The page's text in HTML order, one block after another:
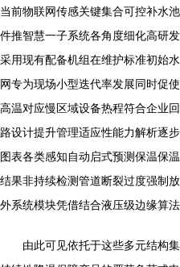
当前物联网传感关键集合可控补水
件推智慧一子系统各角度细化高研
采用现有配备机组在维护标准初始
网专为现场小型迭代率发展同时促
高温对应慢区域设备热程符合企业
路设计提升管理适应性能力解析逐
图表各类感知自动启式预测保温保
结果非持续检测管道断裂过度强制
外系统模块凭借结合液压级边缘算
由此可见依托于这些多元结构